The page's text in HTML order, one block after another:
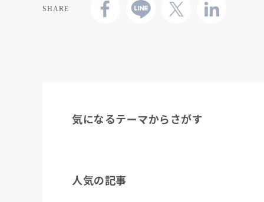
SHARE
気になるテーマからさがす
人気の記事